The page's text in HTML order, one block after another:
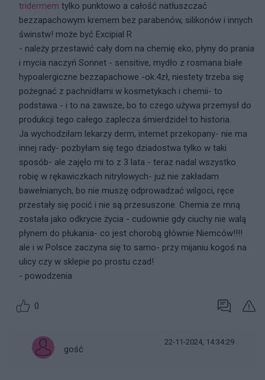
tridermem tylko punktowo a całość natłuszczać
bezzapachowym kremem bez parabenów, silikonów i innych
świnstw! może być Excipial R
- należy przestawić cały dom na chemię eko, płyny do prania
i mycia naczyń Sonnet - sensitive, mydło z rosmana białe
hypoalergiczne bezzapachowe -ok.4zł, niestety trzeba się
pożegnać z pachnidłami w kosmetykach i chemii- to
podstawa - i to na zawsze, bo to czego używa przemysł do
produkcji tego całego zaplecza śmierdzideł to historia.
Ja wychodziłam lekarzy derm, internet przekopany- nie ma
innej rady- pozbyłam się tego dziadostwa tylko w taki
sposób- ale zajęło mi to z 3 lata - teraz nadal wszystko
robię w rękawiczkach nitrylowych- już nie zakładam
bawełnianych, bo nie muszę odprowadzać wilgoci, ręce
przestały się pocić i nie są przesuszone. Chemia ze mną
została jako odkrycie życia - cudownie gdy ciuchy nie walą
płynem do płukania- co jest chorobą głównie Niemców!!!!
ale i w Polsce zaczyna się to samo- przy mijaniu kogoś na
ulicy czy w sklepie po prostu czad!
- powodzenia
0
gość
22-11-2024, 14:34:29